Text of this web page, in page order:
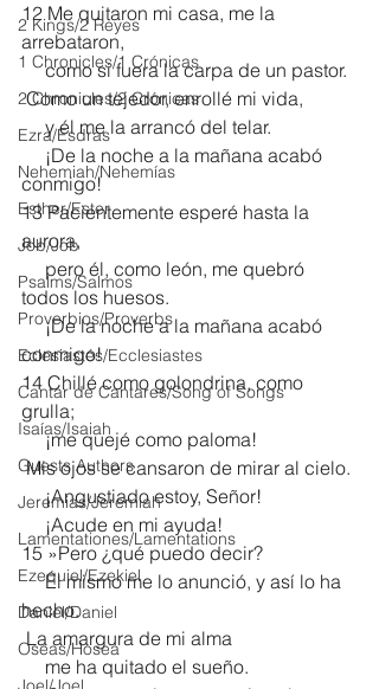
2 Kings/2 Reyes
1 Chronicles/1 Crónicas
2 Chronicles/2 Crónicas
Ezra/Esdras
Nehemiah/Nehemías
Esther/Ester
Job/Job
Psalms/Salmos
Proverbios/Proverbs
Eclesiastés/Ecclesiastes
Cantar de Cantares/Song of Songs
Isaías/Isaiah
Guests Authors
Jeremias/Jeremiah
Lamentationes/Lamentations
Ezequiel/Ezekiel
Daniel/Daniel
Oseas/Hosea
12 Me quitaron mi casa, me la
arrebataron,
     como si fuera la carpa de un pastor.
Como un tejedor, enrollé mi vida,
     y él me la arrancó del telar.
conmigo!
13 Pacientemente esperé hasta la
aurora,
todos los huesos.
     ¡De la noche a la mañana acabó
conmigo!
14 Chillé como golondrina, como
grulla;
     ¡me quejé como paloma!
Mis ojos se cansaron de mirar al cielo.
     ¡Angustiado estoy, Señor!
     ¡Acude en mi ayuda!
15 »Pero ¿qué puedo decir?
     Él mismo me lo anunció, y así lo ha
hecho.
La amargura de mi alma
     me ha quitado el sueño.